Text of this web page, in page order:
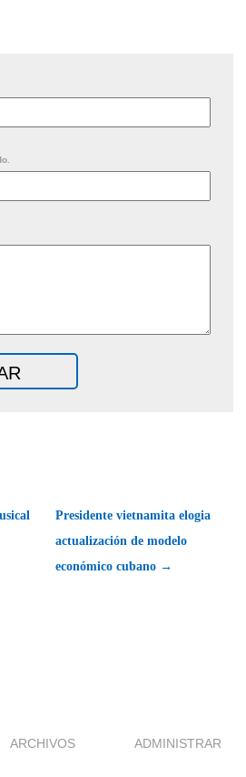
Presidente vietnamita elogia
actualización de modelo
económico cubano →
ARCHIVOS ADMINISTRAR